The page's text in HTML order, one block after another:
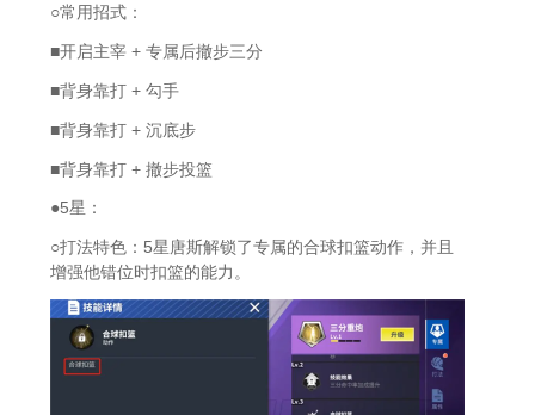
○常用招式：
■开启主宰 + 专属后撤步三分
■背身靠打 + 勾手
■背身靠打 + 沉底步
■背身靠打 + 撤步投篮
●5星：
○打法特色：5星唐斯解锁了专属的合球扣篮动作，并且
增强他错位时扣篮的能力。